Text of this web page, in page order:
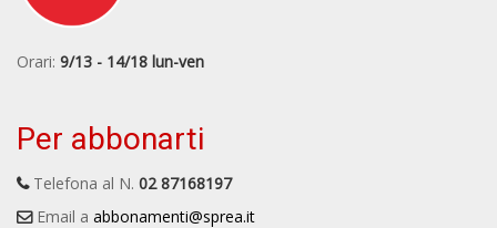
Orari: 9/13 - 14/18 lun-ven
Per abbonarti
Telefona al N. 02 87168197
Email a abbonamenti@sprea.it